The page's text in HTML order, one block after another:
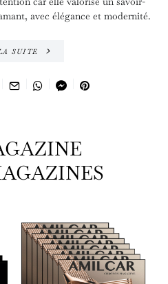
avec élégance et modernité.
SUITE